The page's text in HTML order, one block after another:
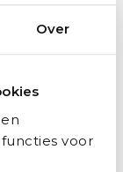
Over
voor
Behalve
en aan de
frame is
Avyna